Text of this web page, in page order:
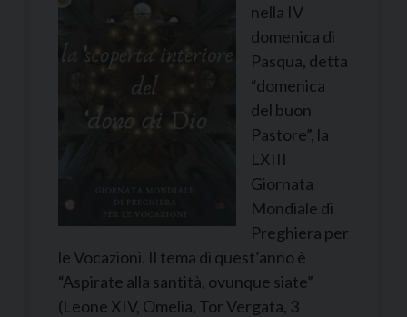
nella IV
domenica di
Pasqua, detta
“domenica
del buon
Pastore”, la
LXIII
Giornata
Mondiale di
Preghiera per
le Vocazioni. Il tema di quest’anno è
“Aspirate alla santità, ovunque siate”
(Leone XIV, Omelia, Tor Vergata, 3